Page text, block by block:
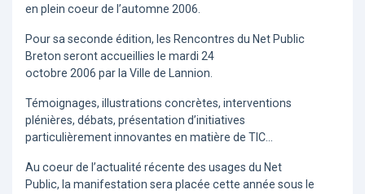
en plein coeur de l’automne 2006.
Pour sa seconde édition, les Rencontres du Net Public
Breton seront accueillies le mardi 24
octobre 2006 par la Ville de Lannion.
Témoignages, illustrations concrètes, interventions
plénières, débats, présentation d’initiatives
particulièrement innovantes en matière de TIC...
Au coeur de l’actualité récente des usages du Net
Public, la manifestation sera placée cette année sous le